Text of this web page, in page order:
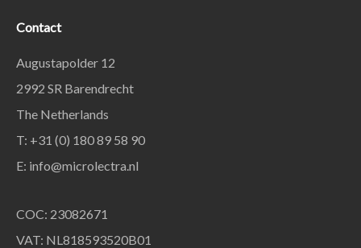
Contact
Augustapolder 12
2992 SR Barendrecht
The Netherlands
T: +31 (0) 180 89 58 90
E: info@microlectra.nl
COC: 23082671
VAT: NL818593520B01